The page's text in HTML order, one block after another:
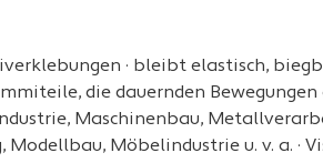
· bleibt elastisch,
die dauernden Bewegungen
Maschinenbau,
Möbelindustrie u. v. a. ·